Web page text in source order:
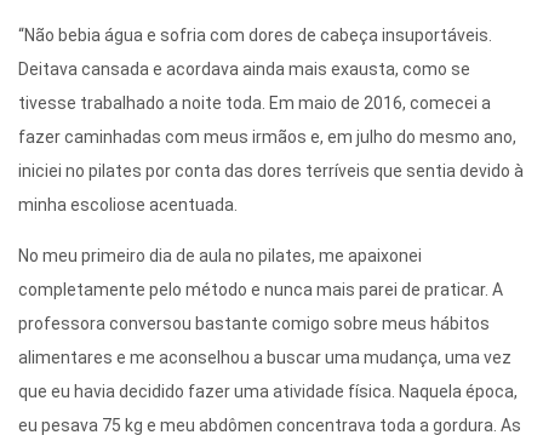
“Não bebia água e sofria com dores de cabeça insuportáveis.
Deitava cansada e acordava ainda mais exausta, como se
tivesse trabalhado a noite toda. Em maio de 2016, comecei a
fazer caminhadas com meus irmãos e, em julho do mesmo ano,
iniciei no pilates por conta das dores terríveis que sentia devido à
minha escoliose acentuada.
No meu primeiro dia de aula no pilates, me apaixonei
completamente pelo método e nunca mais parei de praticar. A
professora conversou bastante comigo sobre meus hábitos
alimentares e me aconselhou a buscar uma mudança, uma vez
que eu havia decidido fazer uma atividade física. Naquela época,
eu pesava 75 kg e meu abdômen concentrava toda a gordura. As